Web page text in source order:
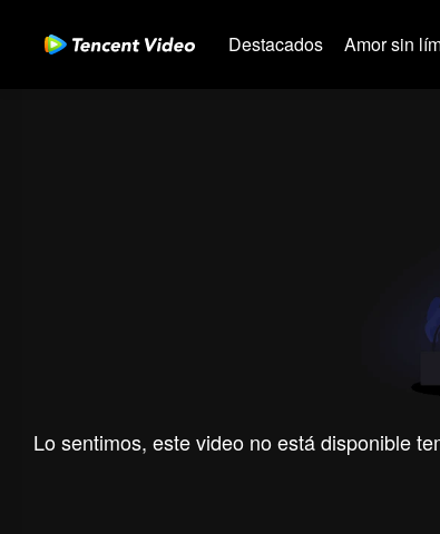
Destacados Amor sin
Lo sentimos, este video no está disponible